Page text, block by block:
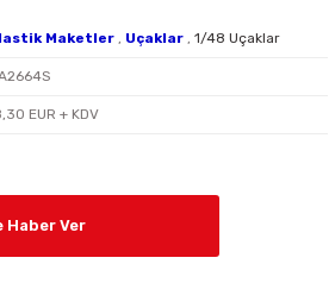
Maketler , Uçaklar , 1/48 Uçaklar
EUR + KDV
Haber Ver